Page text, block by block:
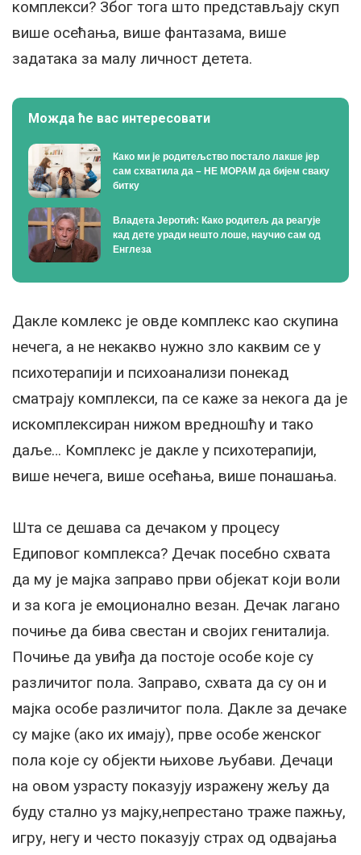
комплекси? Због тога што представљају скуп
више осећања, више фантазама, више
задатака за малу личност детета.
Можда ће вас интересовати
Како ми је родитељство постало лакше јер
сам схватила да – НЕ МОРАМ да бијем сваку
битку
Владета Јеротић: Како родитељ да реагује
кад дете уради нешто лоше, научио сам од
Енглеза
Дакле комлекс је овде комплекс као скупина
нечега, а не некакво нужно зло каквим се у
психотерапији и психоанализи понекад
сматрају комплекси, па се каже за некога да је
искомплексиран нижом вредношћу и тако
даље… Комплекс је дакле у психотерапији,
више нечега, више осећања, више понашања.
Шта се дешава са дечаком у процесу
Едиповог комплекса? Дечак посебно схвата
да му је мајка заправо први објекат који воли
и за кога је емоционално везан. Дечак лагано
почиње да бива свестан и својих гениталија.
Почиње да увиђа да постоје особе које су
различитог пола. Заправо, схвата да су он и
мајка особе различитог пола. Дакле за дечаке
су мајке (ако их имају), прве особе женског
пола које су објекти њихове љубави. Дечаци
на овом узрасту показују изражену жељу да
буду стално уз мајку,непрестано траже пажњу,
игру, негу и често показују страх од одвајања